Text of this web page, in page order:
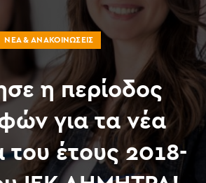
ΝΈΑ & ΑΝΑΚΟΙΝΏΣΕΙΣ
η περίοδος
για τα νέα
του έτους 2018-